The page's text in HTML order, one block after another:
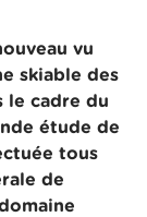
vu
skiable des
le cadre du
étude de
tous
de